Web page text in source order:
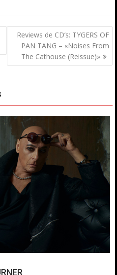
Reviews de CD’s: TYGERS OF
PAN TANG – «Noises From
The Cathouse (Reissue)»